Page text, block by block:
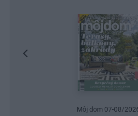
Urob si sám 6/2026